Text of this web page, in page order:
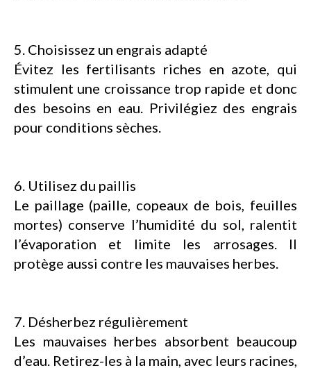
5. Choisissez un engrais adapté
Évitez les fertilisants riches en azote, qui
stimulent une croissance trop rapide et donc
des besoins en eau. Privilégiez des engrais
pour conditions sèches.
6. Utilisez du paillis
Le paillage (paille, copeaux de bois, feuilles
mortes) conserve l’humidité du sol, ralentit
l’évaporation et limite les arrosages. Il
protège aussi contre les mauvaises herbes.
7. Désherbez régulièrement
Les mauvaises herbes absorbent beaucoup
d’eau. Retirez-les à la main, avec leurs racines,